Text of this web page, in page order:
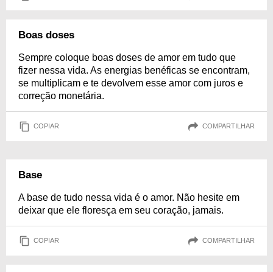
Boas doses
Sempre coloque boas doses de amor em tudo que
fizer nessa vida. As energias benéficas se encontram,
se multiplicam e te devolvem esse amor com juros e
correção monetária.
COPIAR COMPARTILHAR
Base
A base de tudo nessa vida é o amor. Não hesite em
deixar que ele floresça em seu coração, jamais.
COPIAR COMPARTILHAR